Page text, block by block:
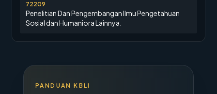
72209
Penelitian Dan Pengembangan Ilmu Pengetahuan
Sosial dan Humaniora Lainnya.
PANDUAN KBLI